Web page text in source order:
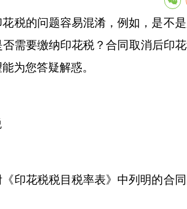
税的问题容易混淆，例如，是不
需要缴纳印花税？合同取消后印
为您答疑解惑。
印花税税目税率表》中列明的合